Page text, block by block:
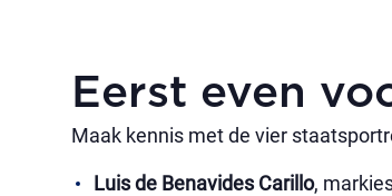
Eerst even
Maak kennis met de vier
Luis de Benavides Carillo,